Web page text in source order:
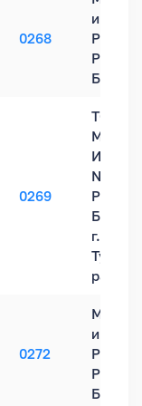
0268
0269
ТОРМ
ИФНС
№30 по
г.
районе
0272